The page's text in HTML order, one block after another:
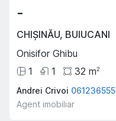
-
CHIȘINĂU, BUIUCANI
Onisifor Ghibu
1
1 32 m2
Andrei Crivoi 061236555
Agent imobiliar